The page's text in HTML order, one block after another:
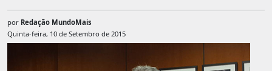
por Redação MundoMais
Quinta-feira, 10 de Setembro de 2015